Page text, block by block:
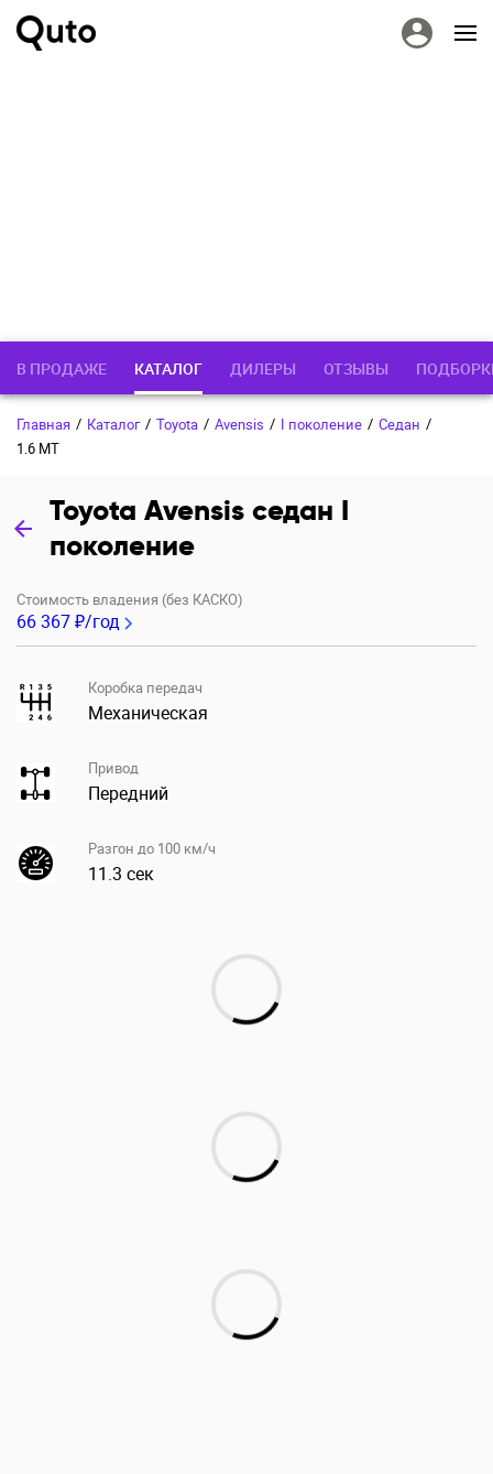
В ПРОДАЖЕ КАТАЛОГ ДИЛЕРЫ ОТЗЫВЫ
Главная / Каталог / Toyota / Avensis / I поколение / Седан /
1.6 MT
Toyota Avensis седан I
поколение
Стоимость владения (без КАСКО)
66 367 ₽/год
Коробка передач
Механическая
Привод
Передний
Разгон до 100 км/ч
11.3 сек